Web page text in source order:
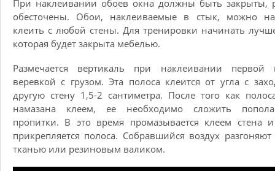
При наклеивании обоев окна должны быть закрыты,
обесточены. Обои, наклеиваемые в стык, можно
клеить с любой стены. Для тренировки начинать
которая будет закрыта мебелью.
Размечается вертикаль при наклеивании первой
веревкой с грузом. Эта полоса клеится от угла с
другую стену 1,5-2 сантиметра. После того как
намазана клеем, ее необходимо сложить
пропитки. В это время промазывается клеем стена
прикрепляется полоса. Собравшийся воздух разгоняют
тканью или резиновым валиком.